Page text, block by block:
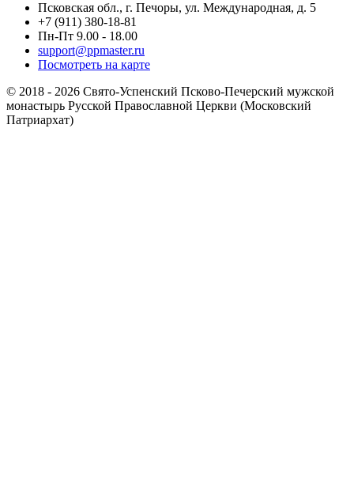
Псковская обл., г. Печоры, ул. Международная, д. 5
+7 (911) 380-18-81
Пн-Пт 9.00 - 18.00
support@ppmaster.ru
Посмотреть на карте
© 2018 - 2026 Свято-Успенский Псково-Печерский мужской
монастырь Русской Православной Церкви (Московский
Патриархат)